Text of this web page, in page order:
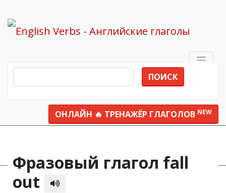
ПОИСК
ОНЛАЙН 🔥 ТРЕНАЖЁР ГЛАГОЛОВ NEW
Фразовый глагол fall
out